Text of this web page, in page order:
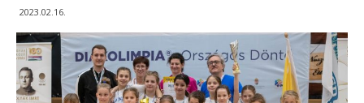
Általános
Iskola
2023.02.16.